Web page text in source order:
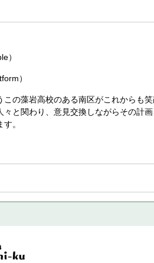
）
）
の藻岩高校のある南区がこれからも
と関わり、意見交換しながらその計
。